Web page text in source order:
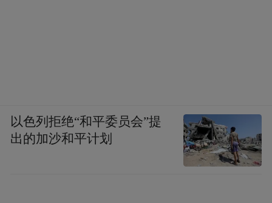
以色列拒绝“和平委员会”提
出的加沙和平计划